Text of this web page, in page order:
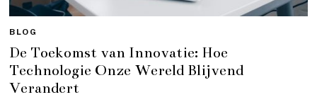
BLOG
De Toekomst van Innovatie: Hoe
Technologie Onze Wereld Blijvend
Verandert